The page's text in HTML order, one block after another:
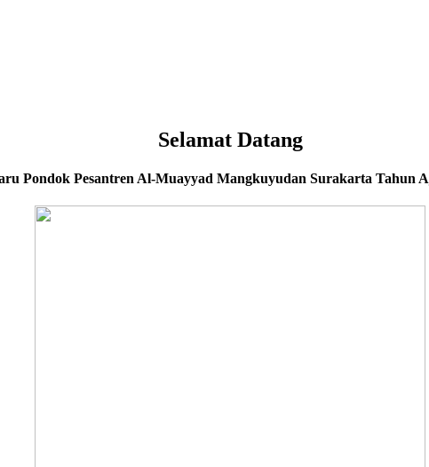
Selamat Datang
Pondok Pesantren Al-Muayyad Mangkuyudan Surakarta Tahun